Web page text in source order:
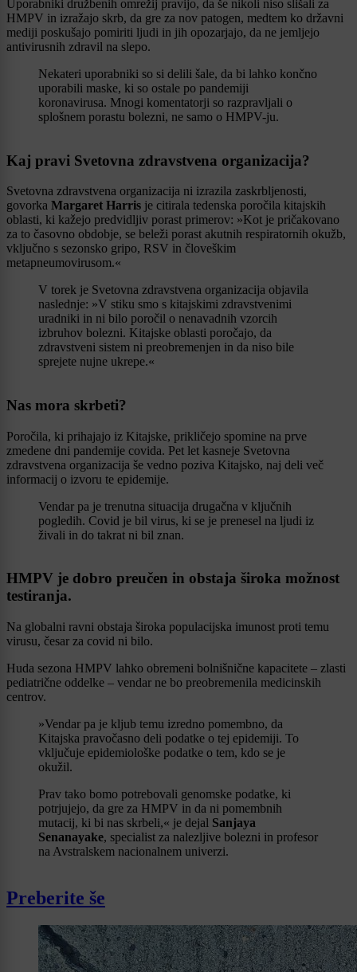
Uporabniki družbenih omrežij pravijo, da še nikoli niso slišali za
HMPV in izražajo skrb, da gre za nov patogen, medtem ko državni
mediji poskušajo pomiriti ljudi in jih opozarjajo, da ne jemljejo
antivirusnih zdravil na slepo.
Nekateri uporabniki so si delili šale, da bi lahko končno
uporabili maske, ki so ostale po pandemiji
koronavirusa. Mnogi komentatorji so razpravljali o
splošnem porastu bolezni, ne samo o HMPV-ju.
Kaj pravi Svetovna zdravstvena organizacija?
Svetovna zdravstvena organizacija ni izrazila zaskrbljenosti,
govorka Margaret Harris je citirala tedenska poročila kitajskih
oblasti, ki kažejo predvidljiv porast primerov: »Kot je pričakovano
za to časovno obdobje, se beleži porast akutnih respiratornih okužb,
vključno s sezonsko gripo, RSV in človeškim
metapneumovirusom.«
V torek je Svetovna zdravstvena organizacija objavila
naslednje: »V stiku smo s kitajskimi zdravstvenimi
uradniki in ni bilo poročil o nenavadnih vzorcih
izbruhov bolezni. Kitajske oblasti poročajo, da
zdravstveni sistem ni preobremenjen in da niso bile
sprejete nujne ukrepe.«
Nas mora skrbeti?
Poročila, ki prihajajo iz Kitajske, prikličejo spomine na prve
zmedene dni pandemije covida. Pet let kasneje Svetovna
zdravstvena organizacija še vedno poziva Kitajsko, naj deli več
informacij o izvoru te epidemije.
Vendar pa je trenutna situacija drugačna v ključnih
pogledih. Covid je bil virus, ki se je prenesel na ljudi iz
živali in do takrat ni bil znan.
HMPV je dobro preučen in obstaja široka možnost
testiranja.
Na globalni ravni obstaja široka populacijska imunost proti temu
virusu, česar za covid ni bilo.
Huda sezona HMPV lahko obremeni bolnišnične kapacitete – zlasti
pediatrične oddelke – vendar ne bo preobremenila medicinskih
centrov.
»Vendar pa je kljub temu izredno pomembno, da
Kitajska pravočasno deli podatke o tej epidemiji. To
vključuje epidemiološke podatke o tem, kdo se je
okužil.
Prav tako bomo potrebovali genomske podatke, ki
potrjujejo, da gre za HMPV in da ni pomembnih
mutacij, ki bi nas skrbeli,« je dejal Sanjaya
Senanayake, specialist za nalezljive bolezni in profesor
na Avstralskem nacionalnem univerzi.
Preberite še